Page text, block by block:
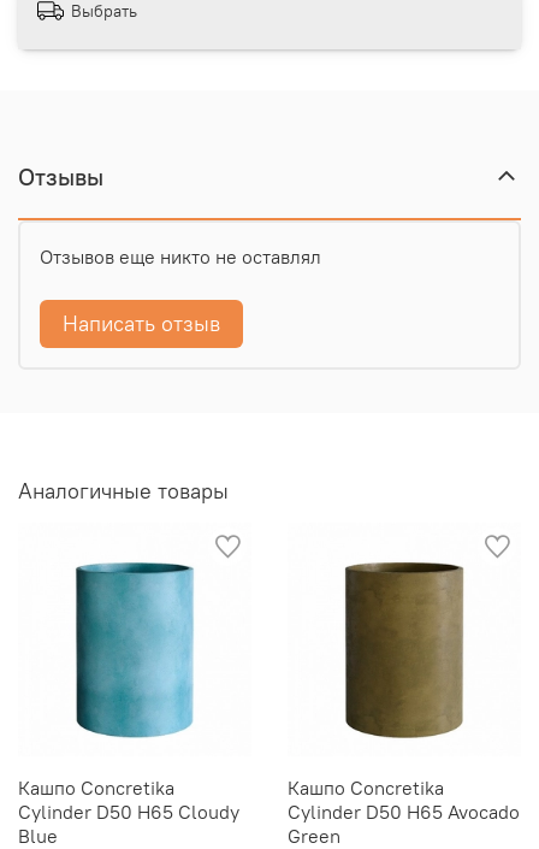
Выбрать
Отзывы
Отзывов еще никто не оставлял
Написать отзыв
Аналогичные товары
Кашпо Concretika
Cylinder D50 H65 Cloudy
Blue
Кашпо Concretika
Cylinder D50 H65 Avocado
Green